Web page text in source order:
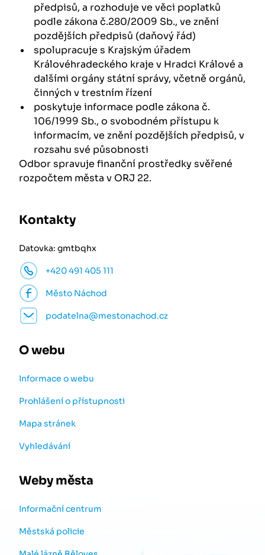
předpisů, a rozhoduje ve věci poplatků
podle zákona č.280/2009 Sb., ve znění
pozdějších předpisů (daňový řád)
spolupracuje s Krajským úřadem
Královéhradeckého kraje v Hradci Králové a
dalšími orgány státní správy, včetně orgánů,
činných v trestním řízení
poskytuje informace podle zákona č.
106/1999 Sb., o svobodném přístupu k
informacím, ve znění pozdějších předpisů, v
rozsahu své působnosti
Odbor spravuje finanční prostředky svěřené
rozpočtem města v ORJ 22.
Kontakty
Datovka: gmtbqhx
+420 491 405 111
Město Náchod
podatelna@mestonachod.cz
O webu
Informace o webu
Prohlášení o přístupnosti
Mapa stránek
Vyhledávání
Weby města
Informační centrum
Městská policie